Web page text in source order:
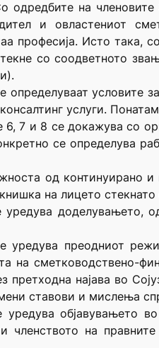
одредбите на
и овластениот
професија. Исто така,
со соодветното
определуваат условите
услуги.
6, 7 и 8 се докажува со
се определува
од континуирано
на лицето
доделувањето,
преодниот
на сметководствено-
најава во
ставови и мислења
објавувањето во
членството на